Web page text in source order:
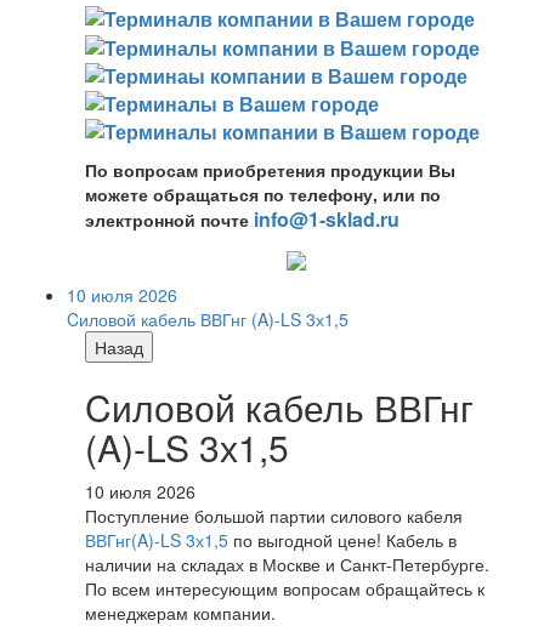
По вопросам приобретения продукции Вы
можете обращаться по телефону, или по
электронной почте info@1-sklad.ru
10 июля 2026
Cиловой кабель ВВГнг (A)-LS 3х1,5
Назад
Cиловой кабель ВВГнг
(A)-LS 3х1,5
10 июля 2026
Поступление большой партии силового кабеля
ВВГнг(A)-LS 3х1,5 по выгодной цене! Кабель в
наличии на складах в Москве и Санкт-Петербурге.
По всем интересующим вопросам обращайтесь к
менеджерам компании.